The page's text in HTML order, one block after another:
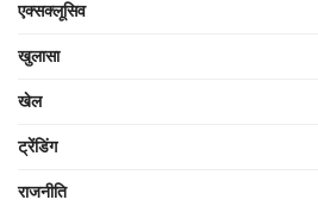
एक्सक्लूसिव
खुलासा
खेल
ट्रेंडिंग
राजनीति